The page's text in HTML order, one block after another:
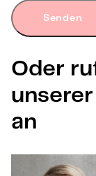
Senden
Oder
an